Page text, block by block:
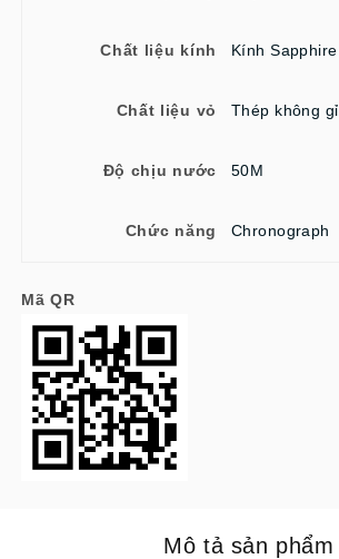
Chất liệu kính Kính Sapphire
Chất liệu vỏ Thép không gỉ
Độ chịu nước 50M
Chức năng Chronograph
Mã QR
Mô tả sản phẩm